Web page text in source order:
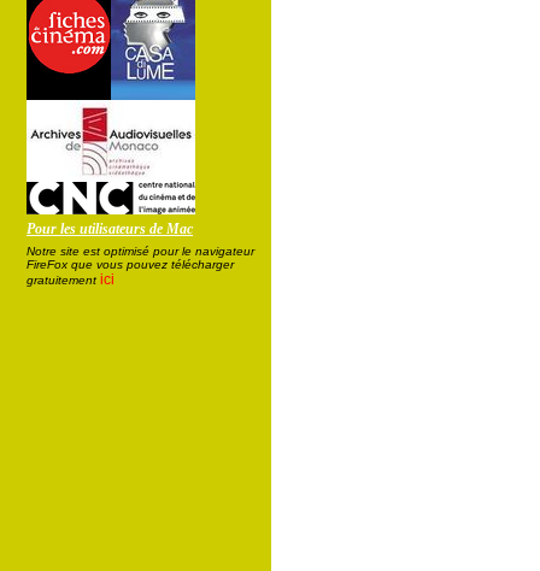
Pour les utilisateurs de Mac
Notre site est optimisé pour le navigateur
FireFox que vous pouvez télécharger
gratuitement ici